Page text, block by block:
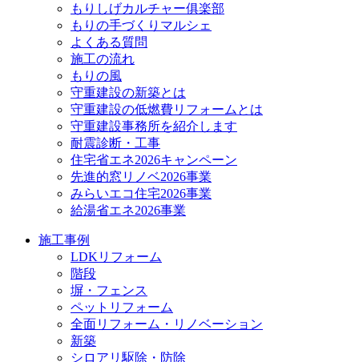
もりしげカルチャー俱楽部
もりの手づくりマルシェ
よくある質問
施工の流れ
もりの風
守重建設の新築とは
守重建設の低燃費リフォームとは
守重建設事務所を紹介します
耐震診断・工事
住宅省エネ2026キャンペーン
先進的窓リノベ2026事業
みらいエコ住宅2026事業
給湯省エネ2026事業
施工事例
LDKリフォーム
階段
塀・フェンス
ペットリフォーム
全面リフォーム・リノベーション
新築
シロアリ駆除・防除